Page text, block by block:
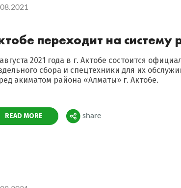
переходит на систему
2021 года в г. Актобе состоится
сбора и спецтехники для их
акиматом района «Алматы» г. Актобе.
READ MORE Поделиться
share